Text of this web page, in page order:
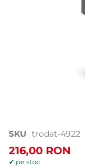
Treci
la
începutul
SKU trodat-4922
216,00 RON
✔ pe stoc